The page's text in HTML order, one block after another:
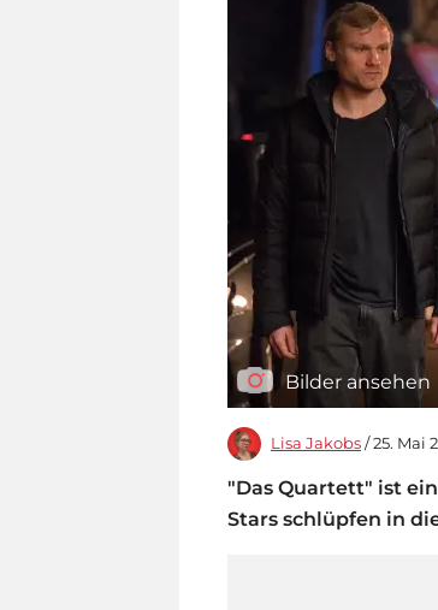
Bilder ansehen
Lisa Jakobs / 25. Mai
"Das Quartett" ist
Stars schlüpfen in